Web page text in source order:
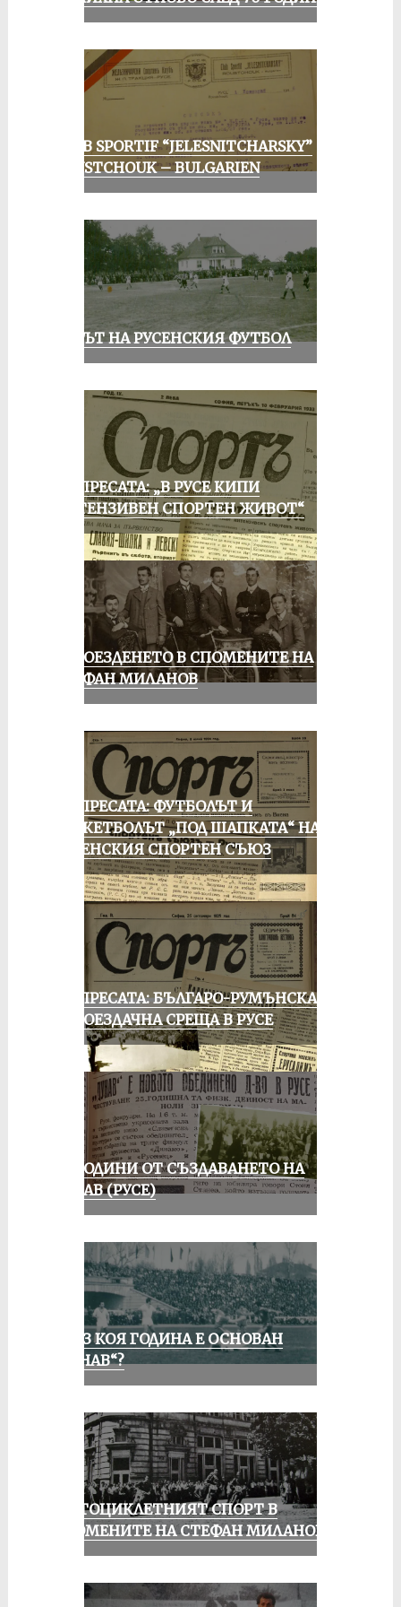
CLUB SPORTIF “JELESNITCHARSKY”
ROUSTCHOUK – BULGARIEN
ВЕКЪТ НА РУСЕНСКИЯ ФУТБОЛ
ОТ ПРЕСАТА: „В РУСЕ КИПИ
ИНТЕНЗИВЕН СПОРТЕН ЖИВОТ“
КОЛОЕЗДЕНЕТО В СПОМЕНИТЕ НА
СТЕФАН МИЛАНОВ
ОТ ПРЕСАТА: ФУТБОЛЪТ И
БАСКЕТБОЛЪТ „ПОД ШАПКАТА“ НА
РУСЕНСКИЯ СПОРТЕН СЪЮЗ
ОТ ПРЕСАТА: БЪЛГАРО-РУМЪНСКА
КОЛОЕЗДАЧНА СРЕЩА В РУСЕ
70 ГОДИНИ ОТ СЪЗДАВАНЕТО НА
ДУНАВ (РУСЕ)
ПРЕЗ КОЯ ГОДИНА Е ОСНОВАН
„ДУНАВ“?
МОТОЦИКЛЕТНИЯТ СПОРТ В
СПОМЕНИТЕ НА СТЕФАН МИЛАНОВ